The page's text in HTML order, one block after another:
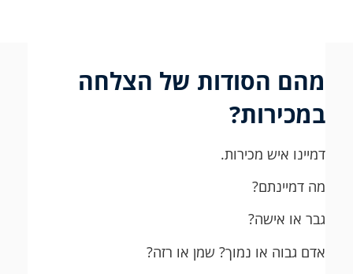
מהם הסודות של הצלחה
במכירות?
דמיינו איש מכירות.
מה דמיינתם?
גבר או אישה?
אדם גבוה או נמוך? שמן או רזה?